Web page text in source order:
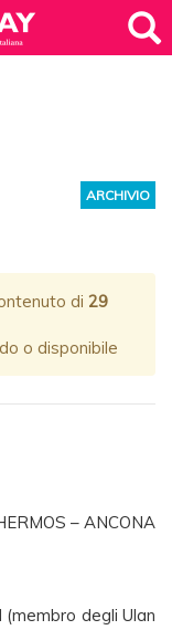
ARCHIVIO
di 29
o disponibile
– ANCONA
degli Ulan